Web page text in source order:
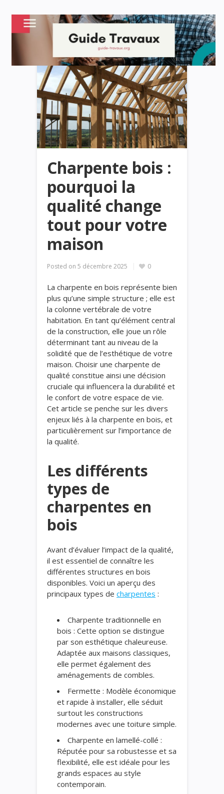
Charpente bois :
pourquoi la
qualité change
tout pour votre
maison
Posted on 5 décembre 2025 0
La charpente en bois représente bien
plus qu’une simple structure ; elle est
la colonne vertébrale de votre
habitation. En tant qu’élément central
de la construction, elle joue un rôle
déterminant tant au niveau de la
solidité que de l’esthétique de votre
maison. Choisir une charpente de
qualité constitue ainsi une décision
cruciale qui influencera la durabilité et
le confort de votre espace de vie.
Cet article se penche sur les divers
enjeux liés à la charpente en bois, et
particulièrement sur l’importance de
la qualité.
Les différents
types de
charpentes en
bois
Avant d’évaluer l’impact de la qualité,
il est essentiel de connaître les
différentes structures en bois
disponibles. Voici un aperçu des
principaux types de charpentes :
Charpente traditionnelle en
bois : Cette option se distingue
par son esthétique chaleureuse.
Adaptée aux maisons classiques,
elle permet également des
aménagements de combles.
Fermette : Modèle économique
et rapide à installer, elle séduit
surtout les constructions
modernes avec une toiture simple.
Charpente en lamellé-collé :
Réputée pour sa robustesse et sa
flexibilité, elle est idéale pour les
grands espaces au style
contemporain.